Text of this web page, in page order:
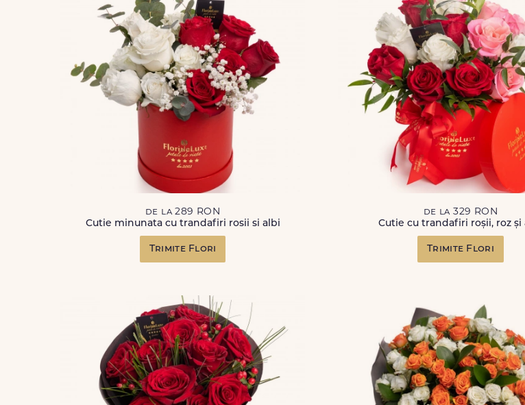
de la 289 RON
Cutie minunata cu trandafiri rosii si albi
Trimite Flori
de la 329 RON
Cutie cu trandafiri roșii, roz și
Trimite Flori